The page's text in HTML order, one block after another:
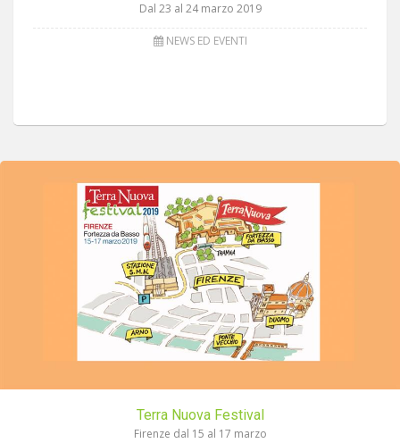
Dal 23 al 24 marzo 2019
NEWS ED EVENTI
Terra Nuova Festival
Firenze dal 15 al 17 marzo